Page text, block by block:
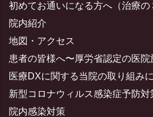
初めてお通いになる方へ（治療の
院内紹介
地図・アクセス
患者の皆様へ〜厚労省認定の医院
医療DXに関する当院の取り組み
新型コロナウィルス感染症予防対
院内感染対策